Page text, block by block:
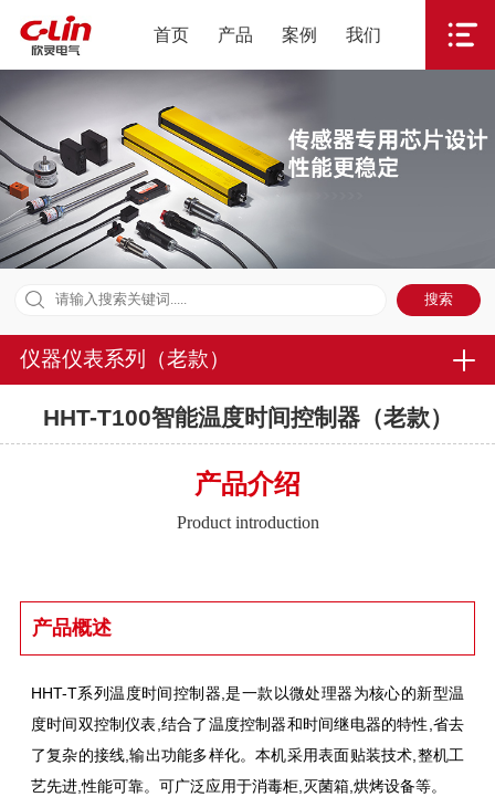
首页 产品 案例 我们
仪器仪表系列（老款）
HHT-T100智能温度时间控制器（老款）
产品介绍
Product introduction
产品概述
HHT-T系列温度时间控制器,是一款以微处理器为核心的新型温
度时间双控制仪表,结合了温度控制器和时间继电器的特性,省去
了复杂的接线,输出功能多样化。本机采用表面贴装技术,整机工
艺先进,性能可靠。可广泛应用于消毒柜,灭菌箱,烘烤设备等。